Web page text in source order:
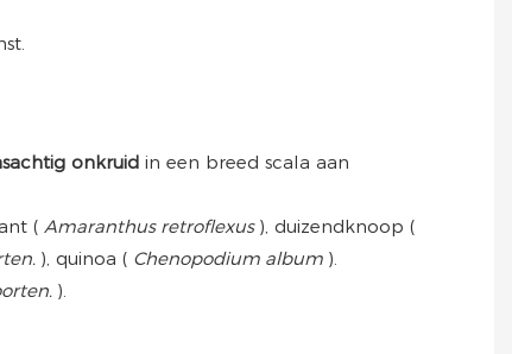
onkruid in een breed scala aan
( Amaranthus retroflexus ), duizendknoop (
), quinoa ( Chenopodium album ).
).